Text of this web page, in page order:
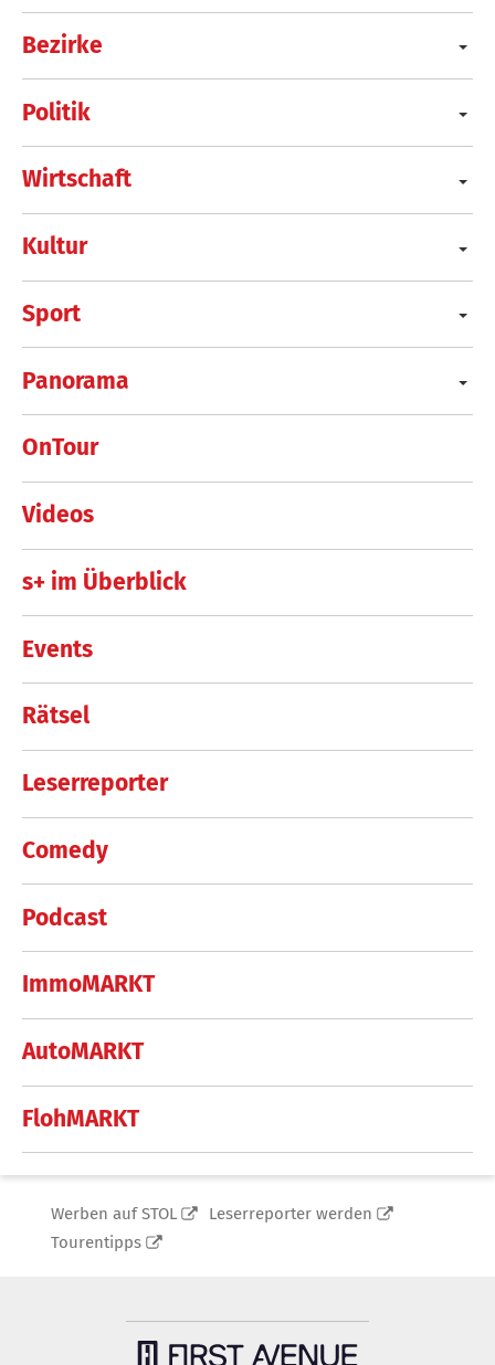
Bezirke
Politik
Wirtschaft
Kultur
Sport
Panorama
OnTour
Videos
s+ im Überblick
Events
Rätsel
Leserreporter
Comedy
Podcast
ImmoMARKT
AutoMARKT
FlohMARKT
Werben auf STOL
Leserreporter werden
Tourentipps